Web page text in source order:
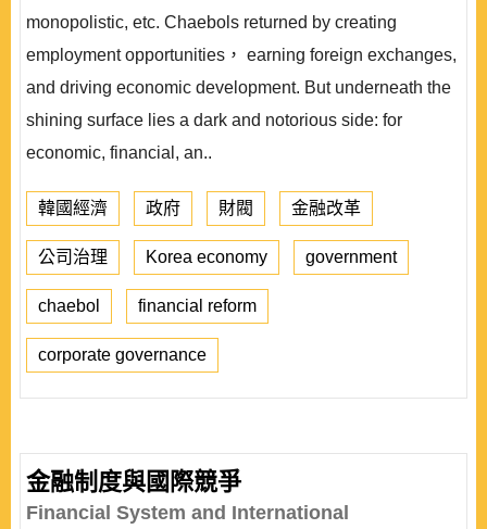
monopolistic, etc. Chaebols returned by creating
employment opportunities， earning foreign exchanges,
and driving economic development. But underneath the
shining surface lies a dark and notorious side: for
economic, financial, an..
韓國經濟 政府 財閥 金融改革
公司治理 Korea economy government
chaebol financial reform
corporate governance
金融制度與國際競爭
Financial System and International